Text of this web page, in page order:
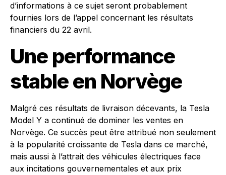
d’informations à ce sujet seront probablement
fournies lors de l’appel concernant les résultats
financiers du 22 avril.
Une performance
stable en Norvège
Malgré ces résultats de livraison décevants, la Tesla
Model Y a continué de dominer les ventes en
Norvège. Ce succès peut être attribué non seulement
à la popularité croissante de Tesla dans ce marché,
mais aussi à l’attrait des véhicules électriques face
aux incitations gouvernementales et aux prix